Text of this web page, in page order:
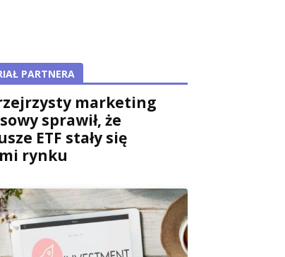
PARTNERA
marketing
sprawił, że
ETF stały się
rynku